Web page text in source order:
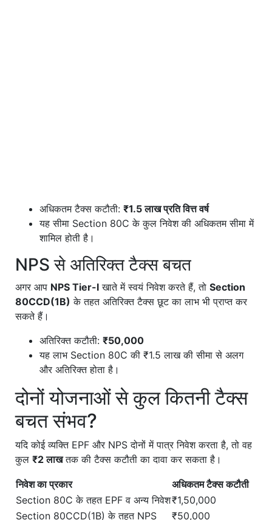
अधिकतम टैक्स कटौती: ₹1.5 लाख प्रति वित्त वर्ष
यह सीमा Section 80C के कुल निवेश की अधिकतम सीमा में
शामिल होती है।
NPS से अतिरिक्त टैक्स बचत
अगर आप NPS Tier-I खाते में स्वयं निवेश करते हैं, तो Section
80CCD(1B) के तहत अतिरिक्त टैक्स छूट का लाभ भी प्राप्त कर
सकते हैं।
अतिरिक्त कटौती: ₹50,000
यह लाभ Section 80C की ₹1.5 लाख की सीमा से अलग
और अतिरिक्त होता है।
दोनों योजनाओं से कुल कितनी टैक्स
बचत संभव?
यदि कोई व्यक्ति EPF और NPS दोनों में पात्र निवेश करता है, तो वह
कुल ₹2 लाखतक की टैक्स कटौती का दावा कर सकता है।
निवेश का प्रकार
अधिकतम टैक्स कटौती
Section 80C के तहत EPF व अन्य निवेश₹1,50,000
Section 80CCD(1B) के तहत NPS
₹50,000